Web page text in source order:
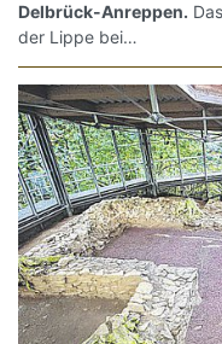
Delbrück-Anreppen.
der Lippe bei…